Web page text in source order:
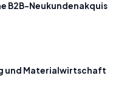
B2B-Neukundenakquis
und Materialwirtschaft